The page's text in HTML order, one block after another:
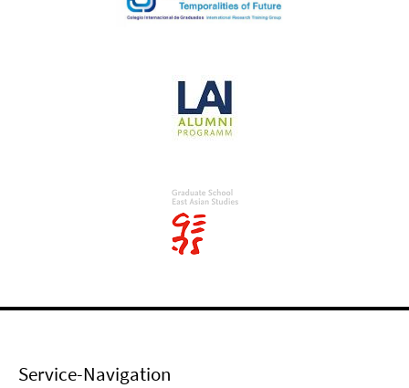
Service-Navigation